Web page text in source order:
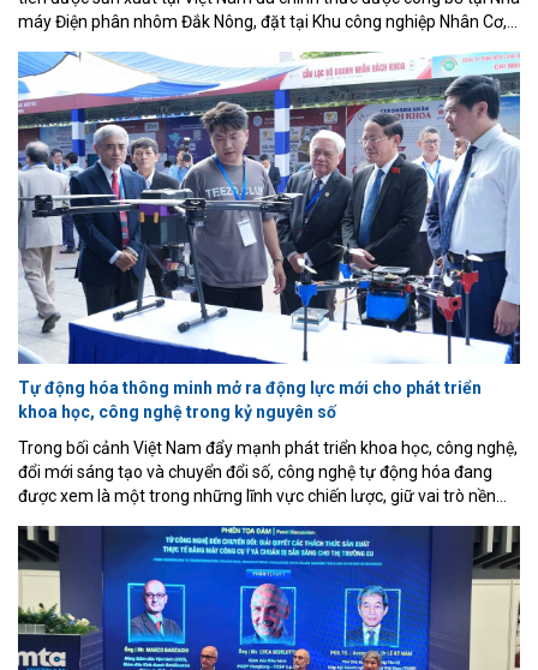
máy Điện phân nhôm Đắk Nông, đặt tại Khu công nghiệp Nhân Cơ,
nghiệp mà còn đánh dấu bước ngoặt của ngành công nghiệp luyện
kim Việt Nam khi lần đầu tiên làm chủ công nghệ điện phân nhôm
hiện đại, hoàn thiện chuỗi giá trị từ khai thác bauxite, sản xuất
alumin đến luyện nhôm kim loại.
Tự động hóa thông minh mở ra động lực mới cho phát triển
khoa học, công nghệ trong kỷ nguyên số
Trong bối cảnh Việt Nam đẩy mạnh phát triển khoa học, công nghệ,
đổi mới sáng tạo và chuyển đổi số, công nghệ tự động hóa đang
được xem là một trong những lĩnh vực chiến lược, giữ vai trò nền
cạnh tranh quốc gia. Đây là nhận định được các chuyên gia, nhà
quản lý và nhà khoa học nhấn mạnh tại Hội nghị Khoa học và Triển
lãm quốc tế về Điều khiển và Tự động hóa lần thứ 8 (VCCA 2026),
khai mạc sáng 16/7 tại Trường Đại học Quy Nhơn, tỉnh Gia Lai.